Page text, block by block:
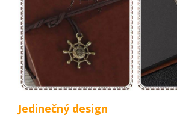
Jedinečný design